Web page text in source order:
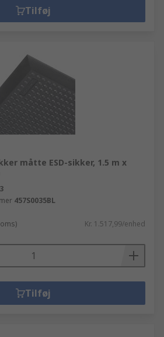
Tilføj
måtte ESD-sikker, 1.5 m x
457S0035BL
Kr. 1.517,99/enhed
Tilføj